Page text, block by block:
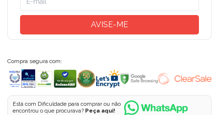
AVISE-ME
Compra segura com:
Está com Dificuldade para comprar ou não
encontrou o que procurava? Peça aqui!